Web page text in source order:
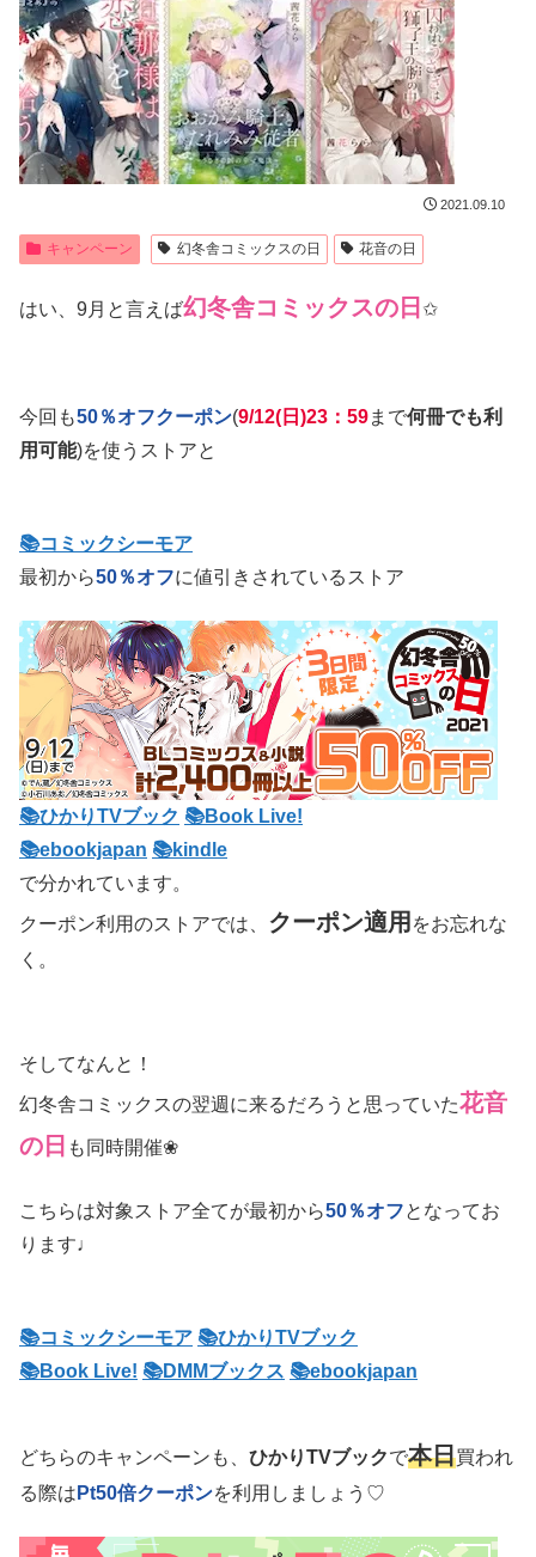
2021.09.10
キャンペーン 幻冬舎コミックスの日 花音の日
はい、9月と言えば幻冬舎コミックスの日 ✩
今回も50％オフクーポン(9/12(日)23：59まで何冊でも利
用可能)を使うストアと
📚コミックシーモア
最初から50％オフに値引きされているストア
📚ひかりTVブック 📚Book Live!
📚ebookjapan 📚kindle
で分かれています。
クーポン利用のストアでは、 クーポン適用 をお忘れな
く。
そしてなんと！
幻冬舎コミックスの翌週に来るだろうと思っていた花音
の日 も同時開催❀
こちらは対象ストア全てが最初から50％オフとなってお
ります♩
📚コミックシーモア 📚ひかりTVブック
📚Book Live! 📚DMMブックス 📚ebookjapan
どちらのキャンペーンも、 ひかりTVブックで本日買われ
る際は Pt50倍クーポンを利用しましょう♡